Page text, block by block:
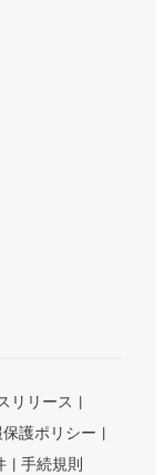
リリース
護ポリシー
手続規則